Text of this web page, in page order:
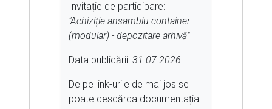
Invitație de participare:
"Achiziție ansamblu container
(modular) - depozitare arhivă"
Data publicării: 31.07.2026
De pe link-urile de mai jos se
poate descărca documentația